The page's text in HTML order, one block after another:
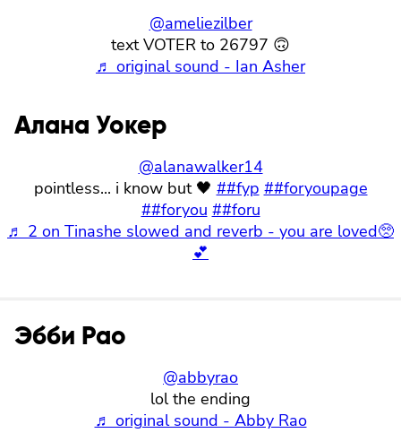
@ameliezilber
text VOTER to 26797 🙃
♬ original sound - Ian Asher
Алана Уокер
@alanawalker14
pointless... i know but 🖤 ##fyp ##foryoupage
##foryou ##foru
♬ 2 on Tinashe slowed and reverb - you are loved🥺
💕
Эбби Рао
@abbyrao
lol the ending
♬ original sound - Abby Rao